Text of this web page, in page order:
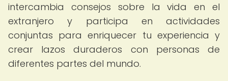
intercambia consejos sobre la vida en el
extranjero y participa en actividades
conjuntas para enriquecer tu experiencia y
crear lazos duraderos con personas de
diferentes partes del mundo.